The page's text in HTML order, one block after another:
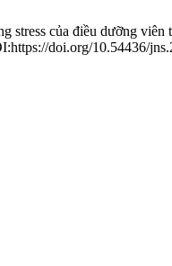
stress của điều dưỡng
doi.org/10.54436/